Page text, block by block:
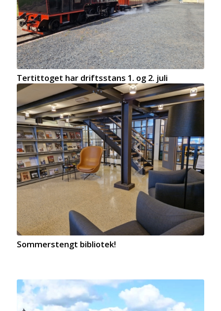
Tertittoget har driftsstans 1. og 2. juli
Sommerstengt bibliotek!